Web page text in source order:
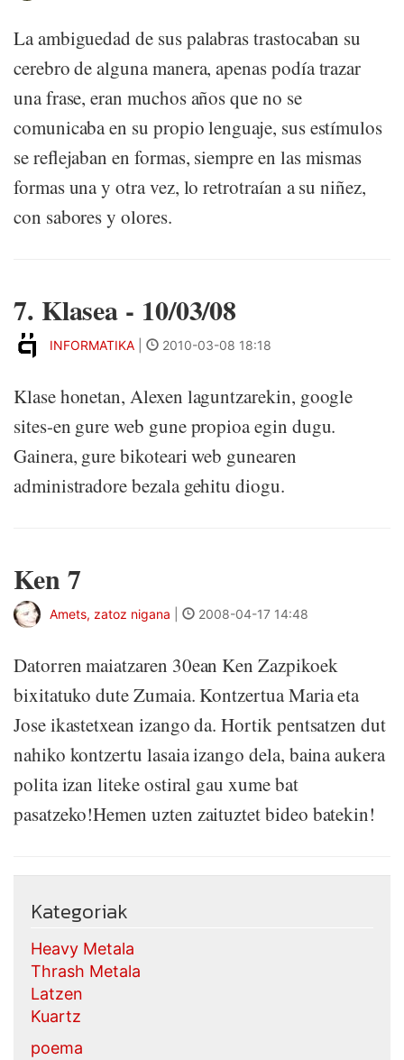
La ambiguedad de sus palabras trastocaban su
cerebro de alguna manera, apenas podía trazar
una frase, eran muchos años que no se
comunicaba en su propio lenguaje, sus estímulos
se reflejaban en formas, siempre en las mismas
formas una y otra vez, lo retrotraían a su niñez,
con sabores y olores.
7. Klasea - 10/03/08
INFORMATIKA 2010-03-08 18:18
Klase honetan, Alexen laguntzarekin, google
sites-en gure web gune propioa egin dugu.
Gainera, gure bikoteari web gunearen
administradore bezala gehitu diogu.
Ken 7
Amets, zatoz nigana 2008-04-17 14:48
Datorren maiatzaren 30ean Ken Zazpikoek
bixitatuko dute Zumaia. Kontzertua Maria eta
Jose ikastetxean izango da. Hortik pentsatzen dut
nahiko kontzertu lasaia izango dela, baina aukera
polita izan liteke ostiral gau xume bat
pasatzeko!Hemen uzten zaituztet bideo batekin!
Kategoriak
Heavy Metala
Thrash Metala
Latzen
Kuartz
poema